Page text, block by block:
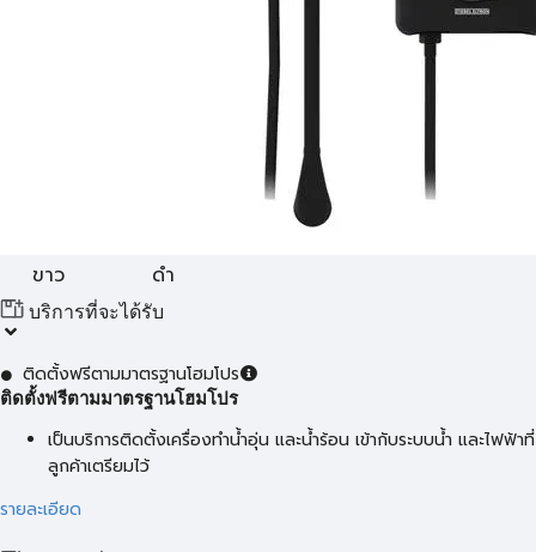
ขาว ดำ
บริการที่จะได้รับ
ติดตั้งฟรีตามมาตรฐานโฮมโปร
ติดตั้งฟรีตามมาตรฐานโฮมโปร
เป็นบริการติดตั้งเครื่องทำน้ำอุ่น และน้ำร้อน เข้ากับระบบน้ำ และไฟฟ้าที่
ลูกค้าเตรียมไว้
รายละเอียด